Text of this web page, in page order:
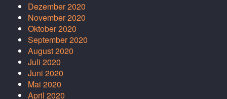
Dezember 2020
November 2020
Oktober 2020
September 2020
August 2020
Juli 2020
Juni 2020
Mai 2020
April 2020